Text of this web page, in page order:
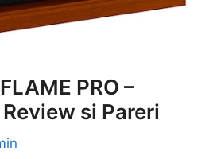
PRO –
si Pareri